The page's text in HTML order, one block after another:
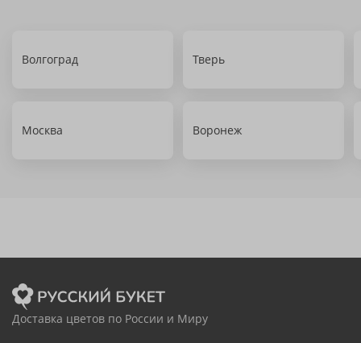
Волгоград Тверь
Москва Воронеж
Доставка цветов по России и Миру